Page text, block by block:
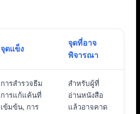
จุดแข็ง
จุดที่อาจ
พิจารณา
การสำรวจธีม
การแก้แค้นที่
เข้มข้น, การ
สำหรับผู้ที่
อ่านหนังสือ
แล้วอาจคาด